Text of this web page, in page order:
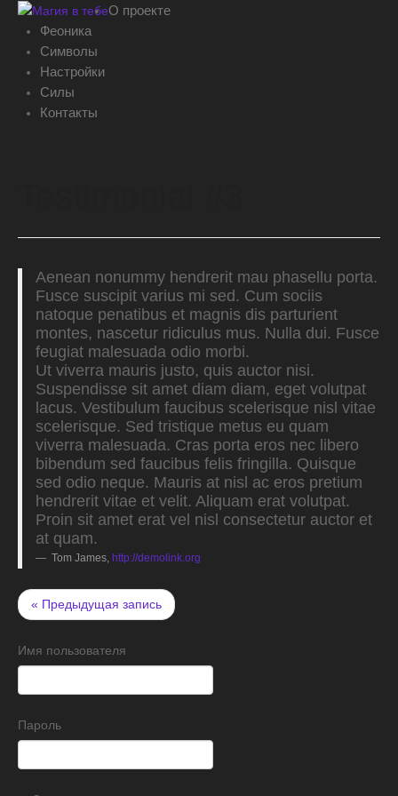
О проекте
Феоника
Символы
Настройки
Силы
Контакты
Aenean nonummy hendrerit mau phasellu porta.
Fusce suscipit varius mi sed. Cum sociis
natoque penatibus et magnis dis parturient
montes, nascetur ridiculus mus. Nulla dui. Fusce
feugiat malesuada odio morbi.
Ut viverra mauris justo, quis auctor nisi.
Suspendisse sit amet diam diam, eget volutpat
lacus. Vestibulum faucibus scelerisque nisl vitae
scelerisque. Sed tristique metus eu quam
viverra malesuada. Cras porta eros nec libero
bibendum sed faucibus felis fringilla. Quisque
sed odio neque. Mauris at nisl ac eros pretium
hendrerit vitae et velit. Aliquam erat volutpat.
Proin sit amet erat vel nisl consectetur auctor et
at quam.
Tom James, http://demolink.org
« Предыдущая запись
Имя пользователя
Пароль